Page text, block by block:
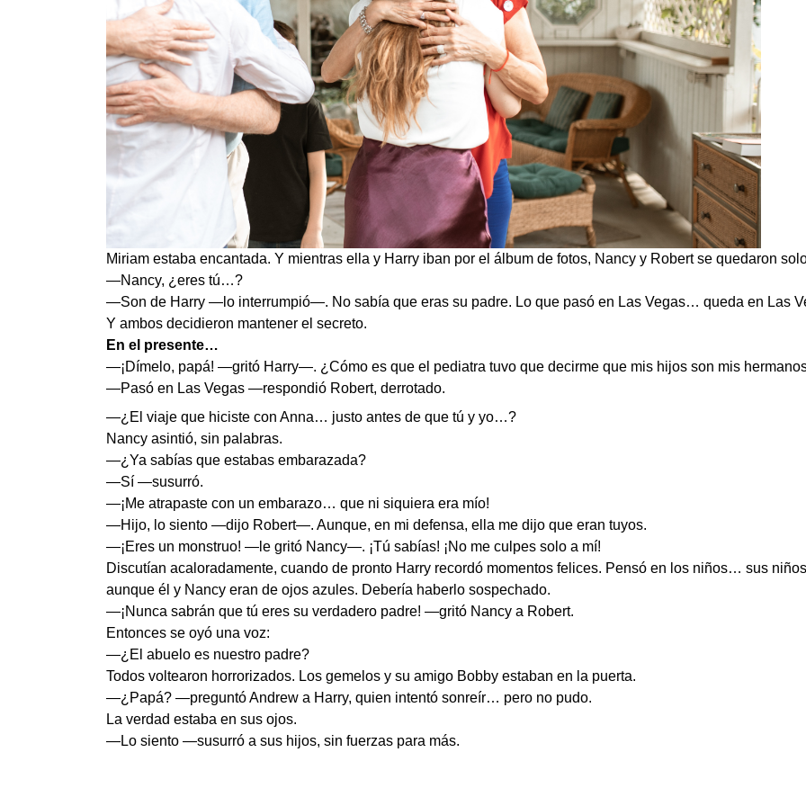
Miriam estaba encantada. Y mientras ella y Harry iban por el álbum de fotos, Nancy y Robert se quedaron
—Nancy, ¿eres tú…?
—Son de Harry —lo interrumpió—. No sabía que eras su padre. Lo que pasó en Las Vegas… queda en Las
Y ambos decidieron mantener el secreto.
En el presente…
—¡Dímelo, papá! —gritó Harry—. ¿Cómo es que el pediatra tuvo que decirme que mis hijos son mis
—Pasó en Las Vegas —respondió Robert, derrotado.
—¿El viaje que hiciste con Anna… justo antes de que tú y yo…?
Nancy asintió, sin palabras.
—¿Ya sabías que estabas embarazada?
—Sí —susurró.
—¡Me atrapaste con un embarazo… que ni siquiera era mío!
—Hijo, lo siento —dijo Robert—. Aunque, en mi defensa, ella me dijo que eran tuyos.
—¡Eres un monstruo! —le gritó Nancy—. ¡Tú sabías! ¡No me culpes solo a mí!
Discutían acaloradamente, cuando de pronto Harry recordó momentos felices. Pensó en los niños… sus
aunque él y Nancy eran de ojos azules. Debería haberlo sospechado.
—¡Nunca sabrán que tú eres su verdadero padre! —gritó Nancy a Robert.
Entonces se oyó una voz:
—¿El abuelo es nuestro padre?
Todos voltearon horrorizados. Los gemelos y su amigo Bobby estaban en la puerta.
—¿Papá? —preguntó Andrew a Harry, quien intentó sonreír… pero no pudo.
La verdad estaba en sus ojos.
—Lo siento —susurró a sus hijos, sin fuerzas para más.